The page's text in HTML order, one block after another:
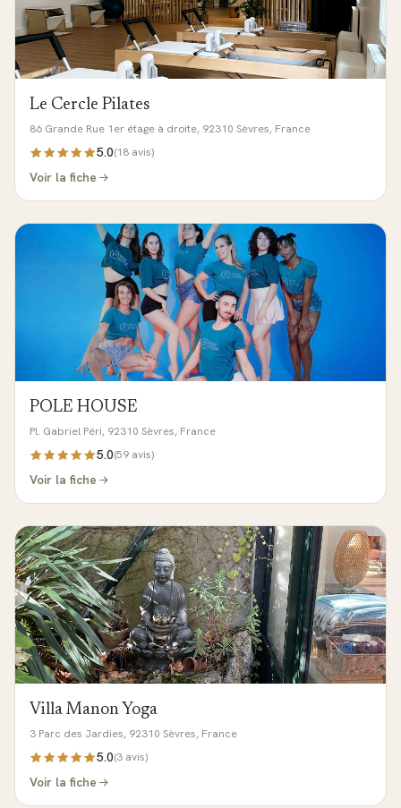
Le Cercle Pilates
86 Grande Rue 1er étage à droite, 92310 Sèvres, France
5.0(18 avis)
Voir la fiche
POLE HOUSE
Pl. Gabriel Péri, 92310 Sèvres, France
5.0(59 avis)
Voir la fiche
Villa Manon Yoga
3 Parc des Jardies, 92310 Sèvres, France
5.0(3 avis)
Voir la fiche